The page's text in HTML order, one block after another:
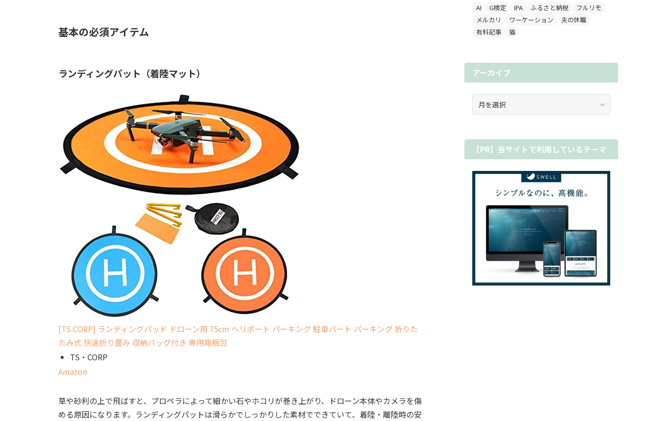
基本の必須アイテム
ランディングパット（着陸マット）
[TS.CORP] ランディングパッド ドローン用 75cm ヘリポート パーキング 駐車パート パーキング 折りた
たみ式 快速折り畳み 収納バッグ付き 専用箱梱包
TS・CORP
Amazon
草や砂利の上で飛ばすと、プロペラによって細かい石やホコリが巻き上がり、ドローン本体やカメラを傷
める原因になります。ランディングパットは滑らかでしっかりした素材でできていて、着陸・離陸時の安
AI G検定 IPA ふるさと納税
フルリモ
メルカリ
ワーケーション
夫の休職
有料記事
猫
アーカイブ
ブ
【PR】当サイトで利用しているテーマ